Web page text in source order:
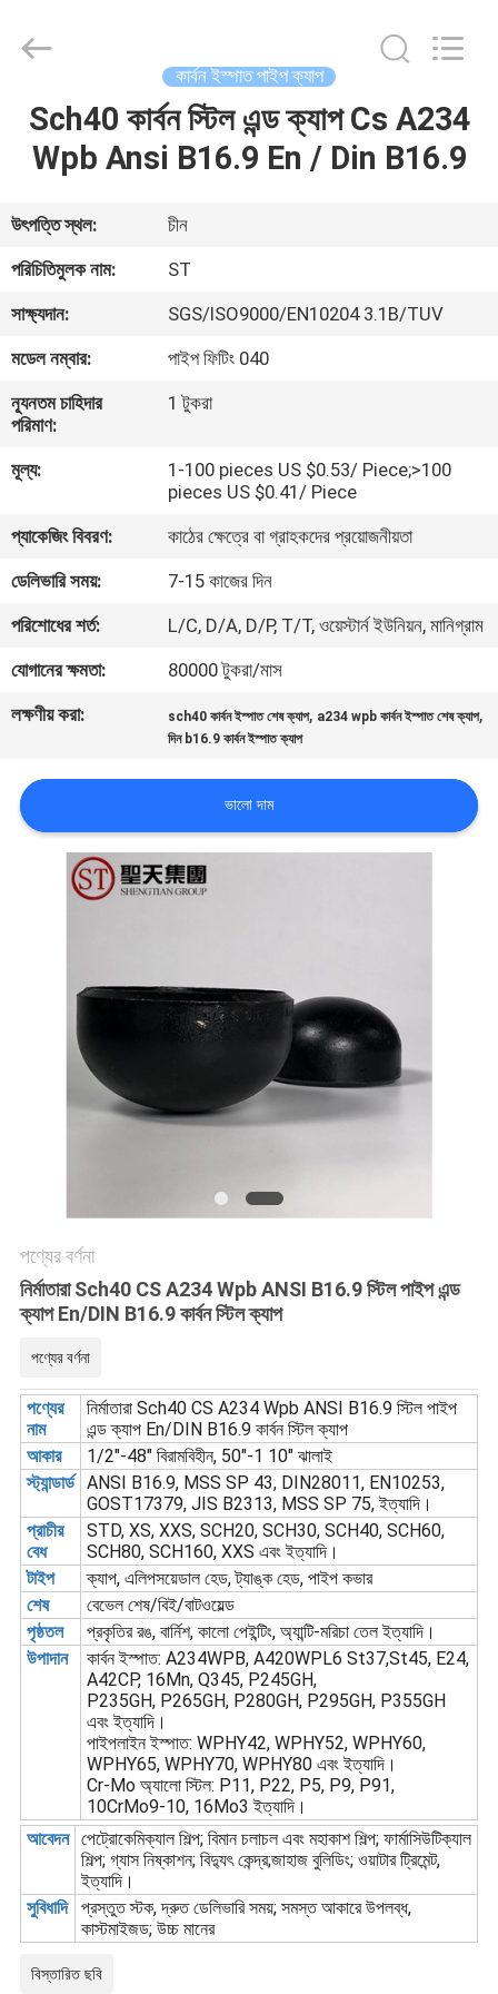
বাড়ি
ভিডিও
VR
প্রদর্শন
সম্পর্কে
কারখানা
ভ্রমণ
মান
নিয়ন্ত্রণ
আমাদের
সাথে
যোগাযোগ
ক্ষেত্রেই
গোপনীয়তা
নীতি
Ltd..
Developed
কার্বন ইস্পাত পাইপ ক্যাপ
Sch40 কার্বন স্টিল এন্ড ক্যাপ Cs A234
Wpb Ansi B16.9 En / Din B16.9
উৎপত্তি স্থল:
চীন
পরিচিতিমুলক নাম:
ST
সাক্ষ্যদান:
SGS/ISO9000/EN10204 3.1B/TUV
মডেল নম্বার:
পাইপ ফিটিং 040
ন্যূনতম চাহিদার
পরিমাণ:
1 টুকরা
মূল্য:
1-100 pieces US $0.53/ Piece;>100
pieces US $0.41/ Piece
প্যাকেজিং বিবরণ:
কাঠের ক্ষেত্রে বা গ্রাহকদের প্রয়োজনীয়তা
ডেলিভারি সময়:
7-15 কাজের দিন
পরিশোধের শর্ত:
L/C, D/A, D/P, T/T, ওয়েস্টার্ন ইউনিয়ন, মানিগ্রাম
যোগানের ক্ষমতা:
80000 টুকরা/মাস
লক্ষণীয় করা:
sch40 কার্বন ইস্পাত শেষ ক্যাপ, a234 wpb কার্বন ইস্পাত শেষ ক্যাপ,
দিন b16.9 কার্বন ইস্পাত ক্যাপ
ভালো দাম
পণ্যের বর্ণনা
নির্মাতারা Sch40 CS A234 Wpb ANSI B16.9 স্টিল পাইপ এন্ড
ক্যাপ En/DIN B16.9 কার্বন স্টিল ক্যাপ
পণ্যের বর্ণনা
পণ্যের
নাম
নির্মাতারা Sch40 CS A234 Wpb ANSI B16.9 স্টিল পাইপ
এন্ড ক্যাপ En/DIN B16.9 কার্বন স্টিল ক্যাপ
আকার
1/2"-48" বিরামবিহীন, 50"-1 10" ঝালাই
স্ট্যান্ডার্ড ANSI B16.9, MSS SP 43, DIN28011, EN10253,
GOST17379, JIS B2313, MSS SP 75, ইত্যাদি।
প্রাচীর
বেধ
STD, XS, XXS, SCH20, SCH30, SCH40, SCH60,
SCH80, SCH160, XXS এবং ইত্যাদি।
টাইপ
ক্যাপ, এলিপসয়েডাল হেড, ট্যাঙ্ক হেড, পাইপ কভার
শেষ
বেভেল শেষ/বিই/বাটওয়েল্ড
পৃষ্ঠতল
প্রকৃতির রঙ, বার্নিশ, কালো পেইন্টিং, অ্যান্টি-মরিচা তেল ইত্যাদি।
উপাদান
কার্বন ইস্পাত: A234WPB, A420WPL6 St37,St45, E24,
A42CP, 16Mn, Q345, P245GH,
P235GH, P265GH, P280GH, P295GH, P355GH
এবং ইত্যাদি।
পাইপলাইন ইস্পাত: WPHY42, WPHY52, WPHY60,
WPHY65, WPHY70, WPHY80 এবং ইত্যাদি।
Cr-Mo অ্যালো স্টিল: P11, P22, P5, P9, P91,
10CrMo9-10, 16Mo3 ইত্যাদি।
আবেদন পেট্রোকেমিক্যাল শিল্প; বিমান চলাচল এবং মহাকাশ শিল্প; ফার্মাসিউটিক্যাল
শিল্প; গ্যাস নিষ্কাশন; বিদ্যুৎ কেন্দ্র;জাহাজ বুলিডিং; ওয়াটার ট্রিমেন্ট,
ইত্যাদি।
সুবিধাদি
প্রস্তুত স্টক, দ্রুত ডেলিভারি সময়; সমস্ত আকারে উপলব্ধ,
কাস্টমাইজড; উচ্চ মানের
বিস্তারিত ছবি